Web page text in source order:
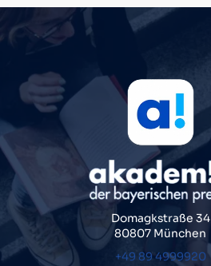
Domagkstraße 34
80807 München
+49 89 4999920